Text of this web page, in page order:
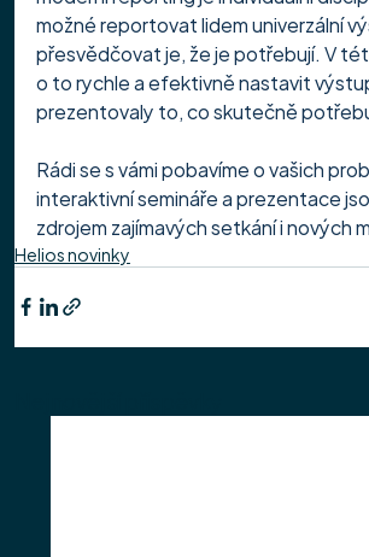
možné reportovat lidem univerzální
přesvědčovat je, že je potřebují. V
o to rychle a efektivně nastavit
prezentovaly to, co skutečně
Rádi se s vámi pobavíme o vašich
interaktivní semináře a prezentace
zdrojem zajímavých setkání i nových
Helios novinky